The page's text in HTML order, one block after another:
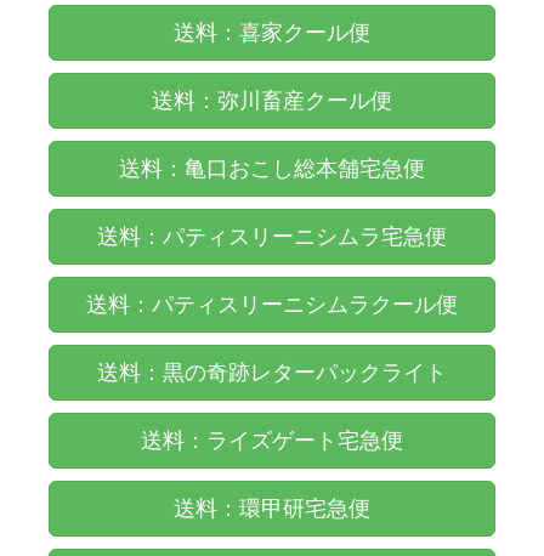
送料：喜家クール便
送料：弥川畜産クール便
送料：亀口おこし総本舗宅急便
送料：パティスリーニシムラ宅急便
送料：パティスリーニシムラクール便
送料：黒の奇跡レターパックライト
送料：ライズゲート宅急便
送料：環甲研宅急便